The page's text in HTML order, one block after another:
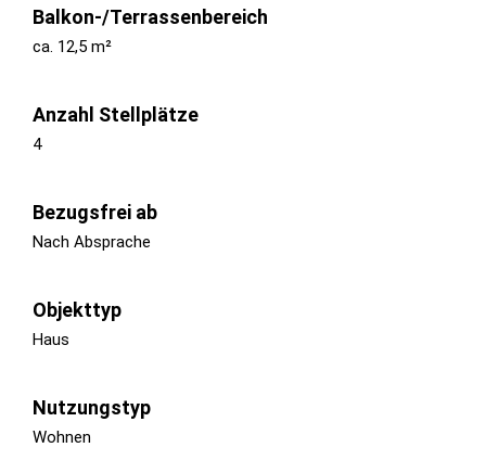
Balkon-/Terrassenbereich
ca. 12,5 m²
Anzahl Stellplätze
4
Bezugsfrei ab
Nach Absprache
Objekttyp
Haus
Nutzungstyp
Wohnen